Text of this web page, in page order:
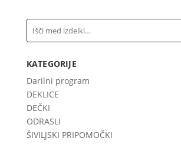
KATEGORIJE
Darilni program
DEKLICE
DEČKI
ODRASLI
ŠIVILJSKI PRIPOMOČKI